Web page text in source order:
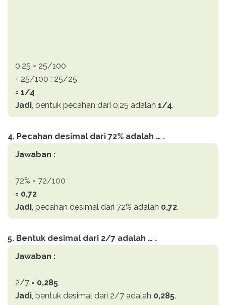
0,25 = 25/100
= 25/100 : 25/25
= 1/4
Jadi, bentuk pecahan dari 0,25 adalah 1/4.
4. Pecahan desimal dari 72% adalah … .
Jawaban :
72% = 72/100
= 0,72
Jadi, pecahan desimal dari 72% adalah 0,72.
5. Bentuk desimal dari 2/7 adalah … .
Jawaban :
2/7 = 0,285
Jadi, bentuk desimal dari 2/7 adalah 0,285.